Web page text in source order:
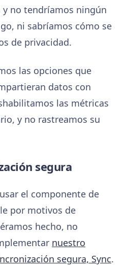
y no tendríamos ningún
ni sabríamos cómo se
de privacidad.
las opciones que
datos con
las métricas
y no rastreamos su
segura
el componente de
por motivos de
hecho, no
nuestro
segura, Sync.